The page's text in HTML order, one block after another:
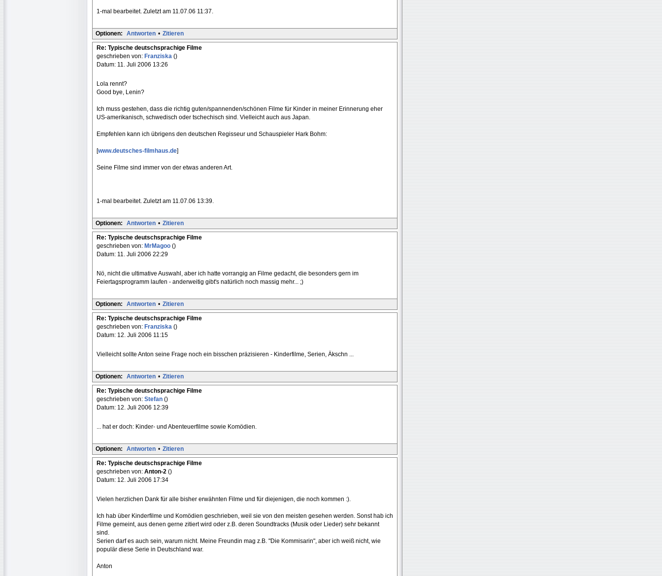
1-mal bearbeitet. Zuletzt am 11.07.06 11:37.
Optionen: Antworten • Zitieren
Re: Typische deutschsprachige Filme
geschrieben von: Franziska ()
Datum: 11. Juli 2006 13:26
Lola rennt?
Good bye, Lenin?
Ich muss gestehen, dass die richtig guten/spannenden/schönen Filme für Kinder in meiner Erinnerung eher
US-amerikanisch, schwedisch oder tschechisch sind. Vielleicht auch aus Japan.
Empfehlen kann ich übrigens den deutschen Regisseur und Schauspieler Hark Bohm:
[www.deutsches-filmhaus.de]
Seine Filme sind immer von der etwas anderen Art.
1-mal bearbeitet. Zuletzt am 11.07.06 13:39.
Optionen: Antworten • Zitieren
Re: Typische deutschsprachige Filme
geschrieben von: MrMagoo ()
Datum: 11. Juli 2006 22:29
Nö, nicht die ultimative Auswahl, aber ich hatte vorrangig an Filme gedacht, die besonders gern im
Feiertagsprogramm laufen - anderweitig gibt's natürlich noch massig mehr... ;)
Optionen: Antworten • Zitieren
Re: Typische deutschsprachige Filme
geschrieben von: Franziska ()
Datum: 12. Juli 2006 11:15
Vielleicht sollte Anton seine Frage noch ein bisschen präzisieren - Kinderfilme, Serien, Äkschn ...
Optionen: Antworten • Zitieren
Re: Typische deutschsprachige Filme
geschrieben von: Stefan ()
Datum: 12. Juli 2006 12:39
... hat er doch: Kinder- und Abenteuerfilme sowie Komödien.
Optionen: Antworten • Zitieren
Re: Typische deutschsprachige Filme
geschrieben von: Anton-2 ()
Datum: 12. Juli 2006 17:34
Vielen herzlichen Dank für alle bisher erwähnten Filme und für diejenigen, die noch kommen :).
Ich hab über Kinderfilme und Komödien geschrieben, weil sie von den meisten gesehen werden. Sonst hab ich
Filme gemeint, aus denen gerne zitiert wird oder z.B. deren Soundtracks (Musik oder Lieder) sehr bekannt
sind.
Serien darf es auch sein, warum nicht. Meine Freundin mag z.B. "Die Kommisarin", aber ich weiß nicht, wie
populär diese Serie in Deutschland war.
Anton